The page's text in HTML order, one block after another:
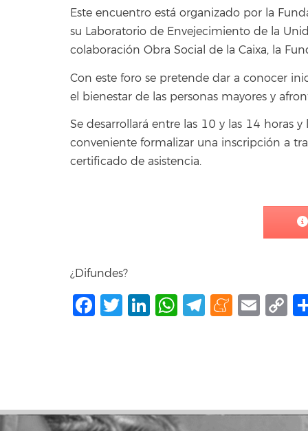
Este encuentro está organizado por la
su Laboratorio de Envejecimiento de la
colaboración Obra Social de la Caixa, la
Con este foro se pretende dar a conocer
el bienestar de las personas mayores y
Se desarrollará entre las 10 y las 14 horas
conveniente formalizar una inscripción a
certificado de asistencia.
¿Difundes?
Facebook
Twitter
LinkedIn
WhatsApp
Telegram